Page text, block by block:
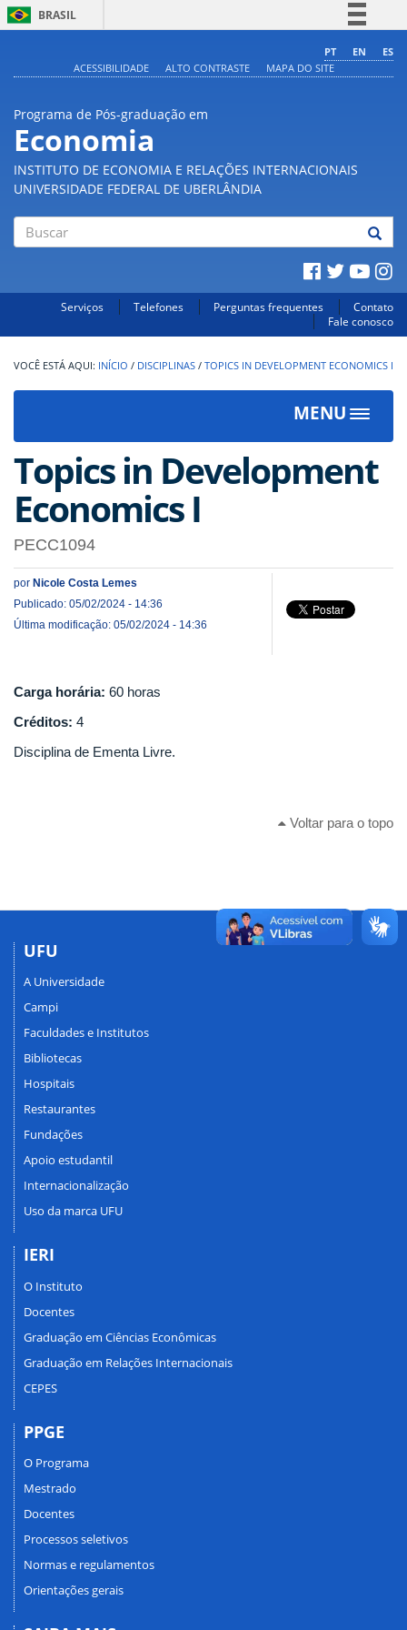
BRASIL
Comunica BR
PT EN
ES
ACESSIBILIDADE
ALTO CONTRASTE MAPA DO SITE
Programa de Pós-graduação em
Economia
INSTITUTO DE ECONOMIA E RELAÇÕES INTERNACIONAIS
UNIVERSIDADE FEDERAL DE UBERLÂNDIA
Serviços Telefones Perguntas frequentes
Contato
Fale conosco
INÍCIO / DISCIPLINAS / TOPICS IN DEVELOPMENT ECONOMICS I
MENU
Toggle
Topics in Development
Economics I
PECC1094
por Nicole Costa Lemes
Publicado: 05/02/2024 - 14:36
Última modificação: 05/02/2024 - 14:36
Carga horária: 60 horas
Créditos: 4
Disciplina de Ementa Livre.
Voltar para o topo
UFU
A Universidade
Campi
Faculdades e Institutos
Bibliotecas
Hospitais
Restaurantes
Fundações
Apoio estudantil
Internacionalização
Uso da marca UFU
IERI
O Instituto
Docentes
Graduação em Ciências Econômicas
Graduação em Relações Internacionais
CEPES
PPGE
O Programa
Mestrado
Docentes
Processos seletivos
Normas e regulamentos
Orientações gerais